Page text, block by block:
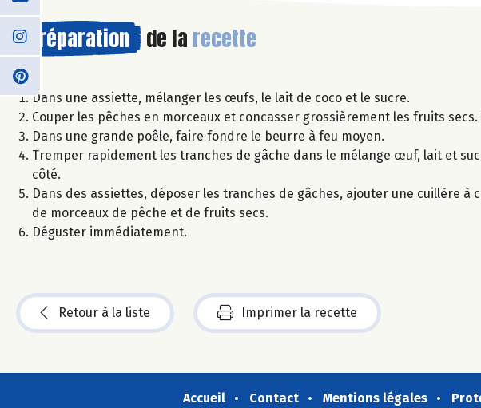
Préparation de la recette
Dans une assiette, mélanger les œufs, le lait de coco et le sucre.
Couper les pêches en morceaux et concasser grossièrement les fruits secs.
Dans une grande poêle, faire fondre le beurre à feu moyen.
Tremper rapidement les tranches de gâche dans le mélange œuf, lait et
côté.
Dans des assiettes, déposer les tranches de gâches, ajouter une cuillère
de morceaux de pêche et de fruits secs.
Déguster immédiatement.
Retour à la liste Imprimer la recette
Accueil Contact Mentions légales